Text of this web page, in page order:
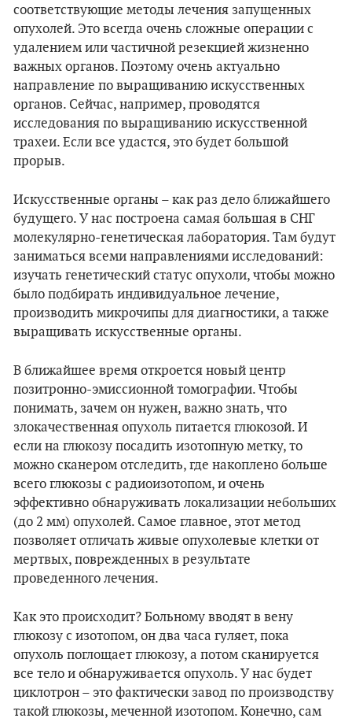
соответствующие методы лечения запущенных
опухолей. Это всегда очень сложные операции с
удалением или частичной резекцией жизненно
важных органов. Поэтому очень актуально
направление по выращиванию искусственных
органов. Сейчас, например, проводятся
исследования по выращиванию искусственной
трахеи. Если все удастся, это будет большой
прорыв.
Искусственные органы – как раз дело ближайшего
будущего. У нас построена самая большая в СНГ
молекулярно-генетическая лаборатория. Там будут
заниматься всеми направлениями исследований:
изучать генетический статус опухоли, чтобы можно
было подбирать индивидуальное лечение,
производить микрочипы для диагностики, а также
выращивать искусственные органы.
В ближайшее время откроется новый центр
позитронно-эмиссионной томографии. Чтобы
понимать, зачем он нужен, важно знать, что
злокачественная опухоль питается глюкозой. И
если на глюкозу посадить изотопную метку, то
можно сканером отследить, где накоплено больше
всего глюкозы с радиоизотопом, и очень
эффективно обнаруживать локализации небольших
(до 2 мм) опухолей. Самое главное, этот метод
позволяет отличать живые опухолевые клетки от
мертвых, поврежденных в результате
проведенного лечения.
Как это происходит? Больному вводят в вену
глюкозу с изотопом, он два часа гуляет, пока
опухоль поглощает глюкозу, а потом сканируется
все тело и обнаруживается опухоль. У нас будет
циклотрон – это фактически завод по производству
такой глюкозы, меченной изотопом. Конечно, сам